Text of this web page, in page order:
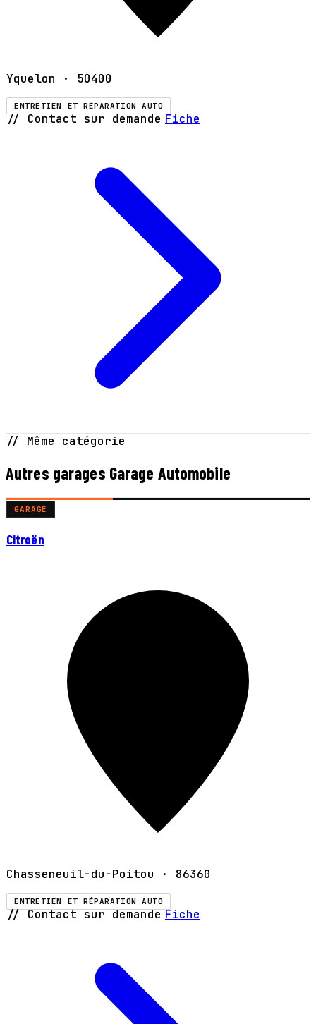
Yquelon · 50400
ENTRETIEN ET RÉPARATION AUTO
// Contact sur demande Fiche
// Même catégorie
Autres garages Garage Automobile
GARAGE
Citroën
Chasseneuil-du-Poitou · 86360
ENTRETIEN ET RÉPARATION AUTO
// Contact sur demande Fiche